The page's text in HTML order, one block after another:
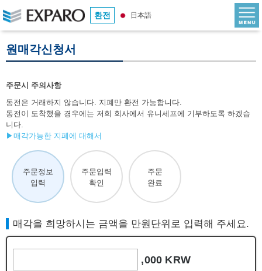
환전 日本語
원매각신청서
주문시 주의사항
동전은 거래하지 않습니다. 지폐만 환전 가능합니다.
동전이 도착했을 경우에는 저희 회사에서 유니세프에 기부하도록 하겠습
니다.
▶매각가능한 지폐에 대해서
주문정보
입력
주문입력
확인
주문
완료
매각을 희망하시는 금액을 만원단위로 입력해 주세요.
,000 KRW